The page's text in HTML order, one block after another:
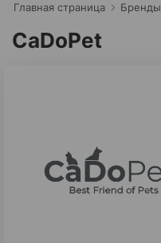
Главная cтраница Бренды
CaDoPet